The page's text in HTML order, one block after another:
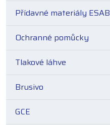
Přídavné materiály ESAB
Ochranné pomůcky
Tlakové láhve
Brusivo
GCE